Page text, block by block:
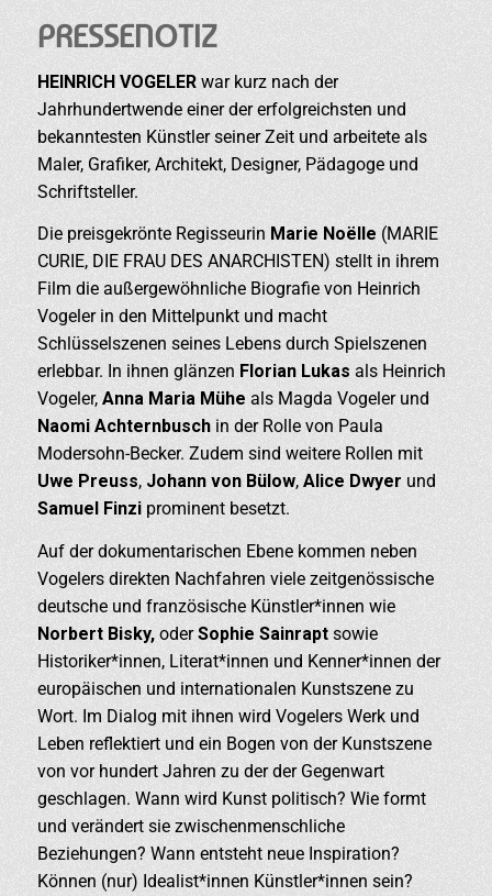
PRESSENOTIZ
HEINRICH VOGELERwar kurz nach der
Jahrhundertwende einer der erfolgreichsten und
bekanntesten Künstler seiner Zeit und arbeitete als
Maler, Grafiker, Architekt, Designer, Pädagoge und
Schriftsteller.
Die preisgekrönte Regisseurin Marie Noëlle (MARIE
CURIE, DIE FRAU DES ANARCHISTEN) stellt in ihrem
Film die außergewöhnliche Biografie von Heinrich
Vogeler in den Mittelpunkt und macht
Schlüsselszenen seines Lebens durch Spielszenen
erlebbar. In ihnen glänzen Florian Lukas als Heinrich
Vogeler, Anna Maria Mühe als Magda Vogeler und
Naomi Achternbuschin der Rolle von Paula
Modersohn-Becker. Zudem sind weitere Rollen mit
Uwe Preuss, Johann von Bülow, Alice Dwyer und
Samuel Finziprominent besetzt.
Auf der dokumentarischen Ebene kommen neben
Vogelers direkten Nachfahren viele zeitgenössische
deutsche und französische Künstler*innen wie
Norbert Bisky,oderSophie Sainraptsowie
Historiker*innen, Literat*innen und Kenner*innen der
europäischen und internationalen Kunstszene zu
Wort. Im Dialog mit ihnen wird Vogelers Werk und
Leben reflektiert und ein Bogen von der Kunstszene
von vor hundert Jahren zu der der Gegenwart
geschlagen. Wann wird Kunst politisch? Wie formt
und verändert sie zwischenmenschliche
Beziehungen? Wann entsteht neue Inspiration?
Können (nur) Idealist*innen Künstler*innen sein?